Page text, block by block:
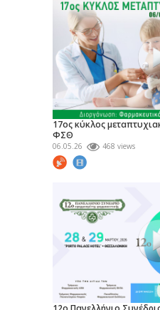
17ος κύκλος
ΦΣΘ
06.05.26 468 views